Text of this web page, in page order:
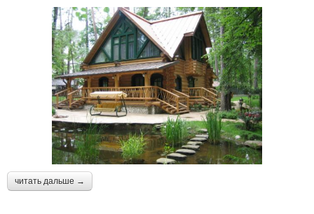
читать дальше →